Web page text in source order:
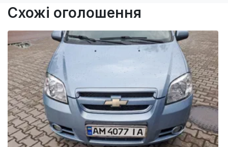
Схожі оголошення